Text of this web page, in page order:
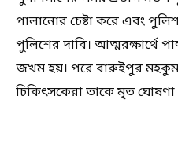
পালানোর চেষ্টা করে এবং
পুলিশের দাবি। আত্মরক্ষার্থে
জখম হয়। পরে বারুইপুর
চিকিৎসকেরা তাকে মৃত ঘোষণা